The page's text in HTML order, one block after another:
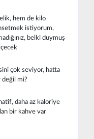
hem de kilo
istiyorum,
belki duymuş
çok seviyor, hatta
değil mi?
daha az kaloriye
bir kahve var